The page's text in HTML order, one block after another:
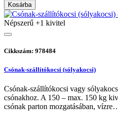
Kosárba
Népszerű +1 kivitel
Cikkszám: 978484
Csónak-szállítókocsi (sólyakocsi)
Csónak-szállítókocsi vagy
csónakhoz. A 150 – max. 150 kg
csónak parton mozgatásában,